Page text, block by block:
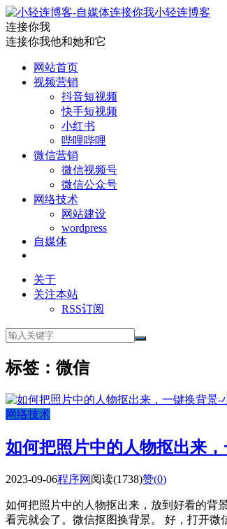
小轻连博客
连接你我
连接你我他和她和它
网站首页
视频营销
抖音短视频
快手短视频
小红书
哔哩哔哩
微信营销
微信视频号
微信公众号
网络技术
网站建设
wordpress
自媒体
关于
关注本站
RSS订阅
标签：微信
网络技术
如何把照片中的人物抠出来
2023-09-06程序网 阅读(1738)赞(0)
如何把照片中的人物抠出来，放到好看的背
看完就会了。微信抠图换背景。 好，打开微